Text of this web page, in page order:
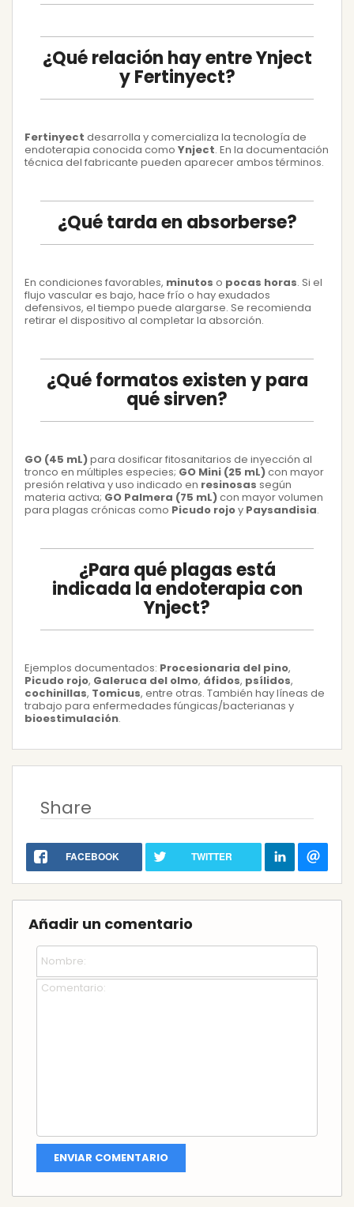
¿Qué relación hay entre Ynject
y Fertinyect?
Fertinyect desarrolla y comercializa la tecnología de
endoterapia conocida como Ynject. En la documentación
técnica del fabricante pueden aparecer ambos términos.
¿Qué tarda en absorberse?
En condiciones favorables, minutos o pocas horas. Si el
flujo vascular es bajo, hace frío o hay exudados
defensivos, el tiempo puede alargarse. Se recomienda
retirar el dispositivo al completar la absorción.
¿Qué formatos existen y para
qué sirven?
GO (45 mL)para dosificar fitosanitarios de inyección al
tronco en múltiples especies; GO Mini (25 mL)con mayor
presión relativa y uso indicado en resinosas según
materia activa; GO Palmera (75 mL)con mayor volumen
para plagas crónicas como Picudo rojoy Paysandisia.
¿Para qué plagas está
indicada la endoterapia con
Ynject?
Ejemplos documentados: Procesionaria del pino,
Picudo rojo, Galeruca del olmo, áfidos, psílidos,
cochinillas, Tomicus, entre otras. También hay líneas de
trabajo para enfermedades fúngicas/bacterianas y
bioestimulación.
Share
FACEBOOK TWITTER
Añadir un comentario